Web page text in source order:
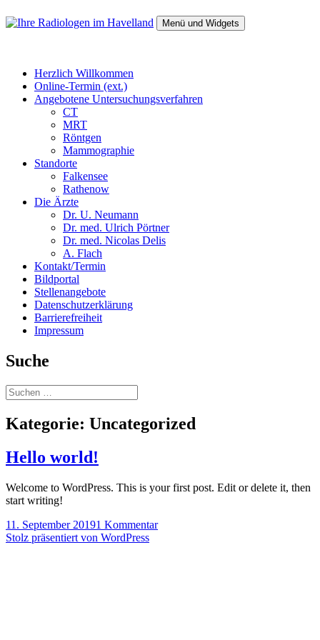
Inhalt
Menü und Widgets
Herzlich Willkommen
Online-Termin (ext.)
Angebotene Untersuchungsverfahren
CT
MRT
Röntgen
Mammographie
Standorte
Falkensee
Rathenow
Die Ärzte
Dr. U. Neumann
Dr. med. Ulrich Pörtner
Dr. med. Nicolas Delis
A. Flach
Kontakt/Termin
Bildportal
Stellenangebote
Datenschutzerklärung
Barrierefreiheit
Impressum
Suche
Suchen
nach:
Kategorie: Uncategorized
Hello world!
Welcome to WordPress. This is your first post. Edit or delete it, then
start writing!
Veröffentlicht
am
11. September 20191 Kommentarzu
Stolz präsentiert von WordPress